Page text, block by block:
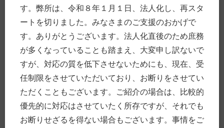
タグ付け
レビュー (50)
事務所 (43)
豊前 (42)
交通事故 (31)
刑事 (29)
経営 (27)
犯罪 (20)
相続 (18)
研修 (17)
高齢 (15)
す。弊所は、令和８年１月１日、法人化し、再スタ
ートを切りました。みなさまのご支援のおかげで
す。ありがとうございます。法人化直後のため庶務
が多くなっていることも踏まえ、大変申し訳ないで
すが、対応の質を低下させないためにも、現在、受
任制限をさせていただいており、お断りをさせてい
ただくこともございます。ご紹介の場合は、比較的
優先的に対応はさせていたく所存ですが、それでも
お断りせざるを得ない場合もございます。事情をご